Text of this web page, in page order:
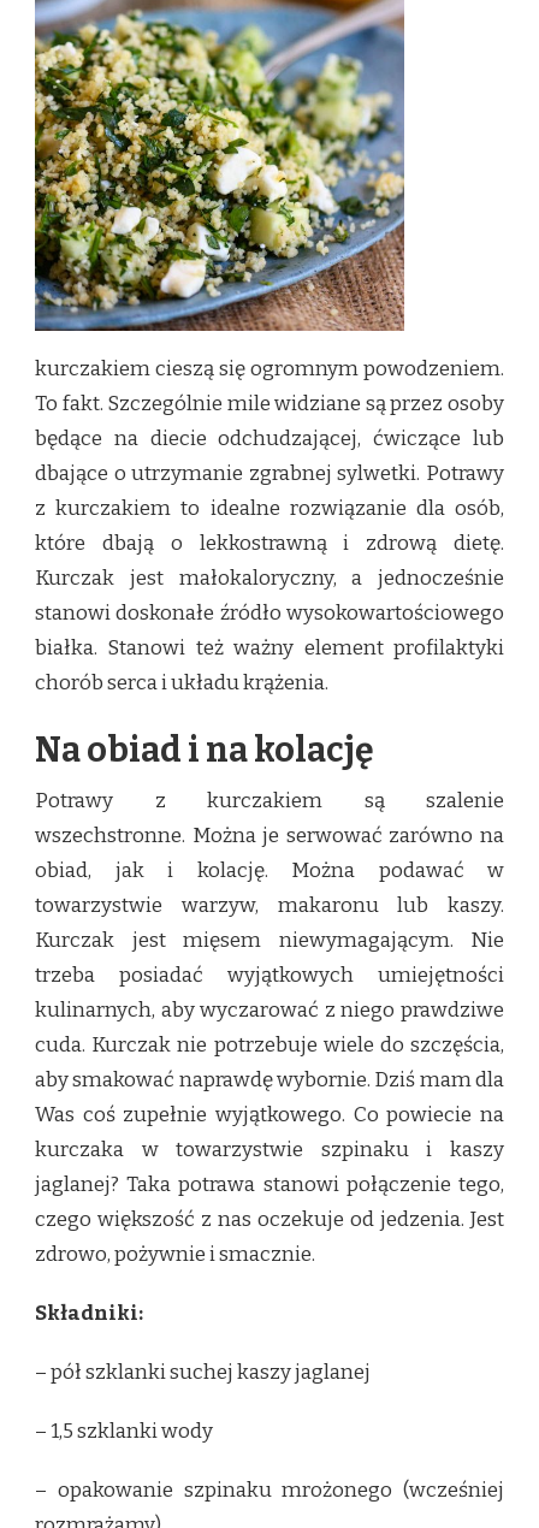
kurczakiem cieszą się ogromnym powodzeniem.
To fakt. Szczególnie mile widziane są przez osoby
będące na diecie odchudzającej, ćwiczące lub
dbające o utrzymanie zgrabnej sylwetki. Potrawy
z kurczakiem to idealne rozwiązanie dla osób,
które dbają o lekkostrawną i zdrową dietę.
Kurczak jest małokaloryczny, a jednocześnie
stanowi doskonałe źródło wysokowartościowego
białka. Stanowi też ważny element profilaktyki
chorób serca i układu krążenia.
Na obiad i na kolację
Potrawy z kurczakiem są szalenie
wszechstronne. Można je serwować zarówno na
obiad, jak i kolację. Można podawać w
towarzystwie warzyw, makaronu lub kaszy.
Kurczak jest mięsem niewymagającym. Nie
trzeba posiadać wyjątkowych umiejętności
kulinarnych, aby wyczarować z niego prawdziwe
cuda. Kurczak nie potrzebuje wiele do szczęścia,
aby smakować naprawdę wybornie. Dziś mam dla
Was coś zupełnie wyjątkowego. Co powiecie na
kurczaka w towarzystwie szpinaku i kaszy
jaglanej? Taka potrawa stanowi połączenie tego,
czego większość z nas oczekuje od jedzenia. Jest
zdrowo, pożywnie i smacznie.
Składniki:
– pół szklanki suchej kaszy jaglanej
– 1,5 szklanki wody
– opakowanie szpinaku mrożonego (wcześniej